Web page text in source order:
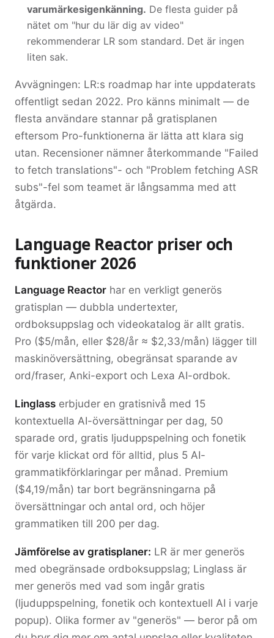
varumärkesigenkänning. De flesta guider på
nätet om "hur du lär dig av video"
rekommenderar LR som standard. Det är ingen
liten sak.
Avvägningen: LR:s roadmap har inte uppdaterats
offentligt sedan 2022. Pro känns minimalt — de
flesta användare stannar på gratisplanen
eftersom Pro-funktionerna är lätta att klara sig
utan. Recensioner nämner återkommande "Failed
to fetch translations"- och "Problem fetching ASR
subs"-fel som teamet är långsamma med att
åtgärda.
Language Reactor priser och
funktioner 2026
Language Reactor har en verkligt generös
gratisplan — dubbla undertexter,
ordboksuppslag och videokatalog är allt gratis.
Pro ($5/mån, eller $28/år ≈ $2,33/mån) lägger till
maskinöversättning, obegränsat sparande av
ord/fraser, Anki-export och Lexa AI-ordbok.
Linglass erbjuder en gratisnivå med 15
kontextuella AI-översättningar per dag, 50
sparade ord, gratis ljuduppspelning och fonetik
för varje klickat ord för alltid, plus 5 AI-
grammatikförklaringar per månad. Premium
($4,19/mån) tar bort begränsningarna på
översättningar och antal ord, och höjer
grammatiken till 200 per dag.
Jämförelse av gratisplaner: LR är mer generös
med obegränsade ordboksuppslag; Linglass är
mer generös med vad som ingår gratis
(ljuduppspelning, fonetik och kontextuell AI i varje
popup). Olika former av "generös" — beror på om